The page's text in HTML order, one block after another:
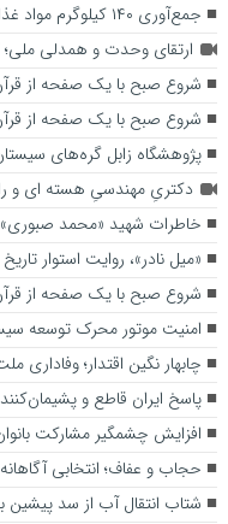
جمع‌آوری ۱۴۰ کیلوگرم مواد غذایی فاسد در سراوان
ارتقای وحدت و همدلی
شروع صبح با یک صفحه از
شروع صبح با یک صفحه از
پژوهشگاه زابل گره‌های
دکتریِ مهندسیِ هسته ای و
خاطرات شهید «محمد
«میل نادر»، روایت استوار
شروع صبح با یک صفحه از
امنیت موتور محرک توسعه
چابهار نگین اقتدار؛ وفاداری ملت در
پاسخ ایران قاطع و
افزایش چشمگیر مشارکت
حجاب و عفاف؛ انتخابی
شتاب انتقال آب از سد پیشین